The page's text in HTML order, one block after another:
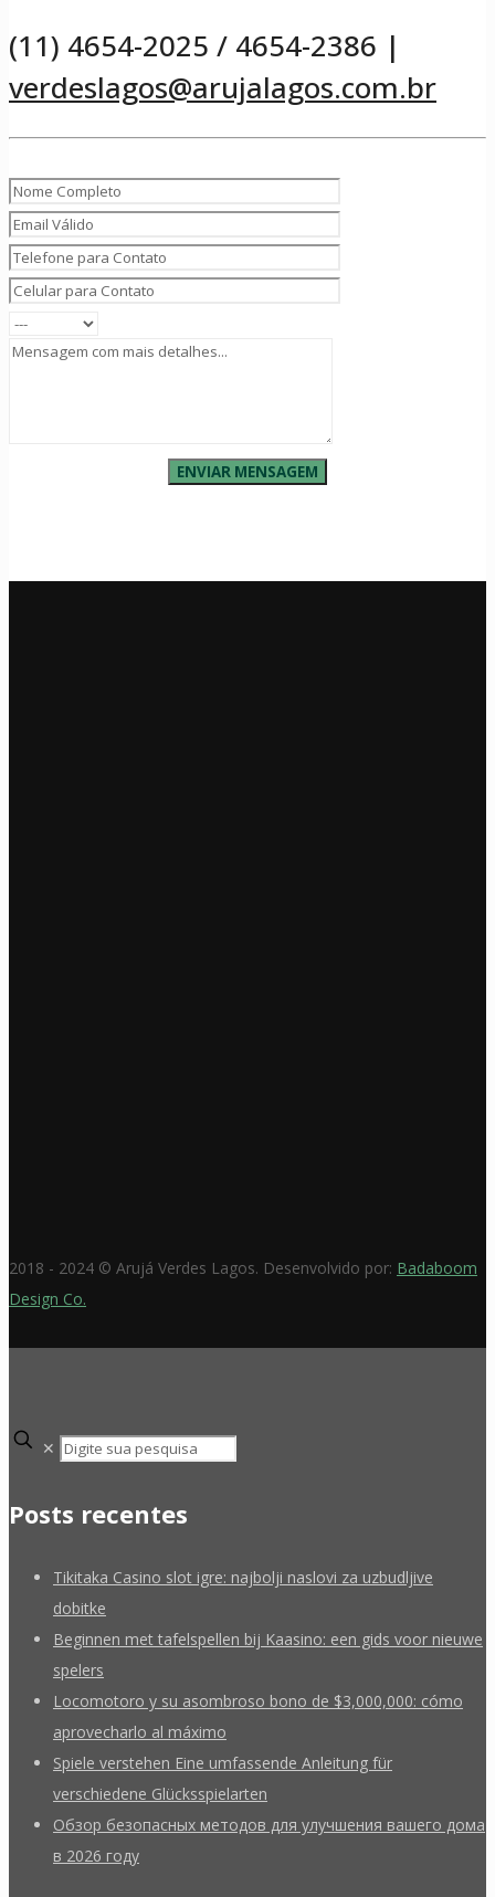
(11) 4654-2025 / 4654-2386 |
verdeslagos@arujalagos.com.br
2018 - 2024 © Arujá Verdes Lagos. Desenvolvido por: Badaboom
Design Co.
✕
Posts recentes
Tikitaka Casino slot igre: najbolji naslovi za uzbudljive
dobitke
Beginnen met tafelspellen bij Kaasino: een gids voor nieuwe
spelers
Locomotoro y su asombroso bono de $3,000,000: cómo
aprovecharlo al máximo
Spiele verstehen Eine umfassende Anleitung für
verschiedene Glücksspielarten
Обзор безопасных методов для улучшения вашего дома
в 2026 году